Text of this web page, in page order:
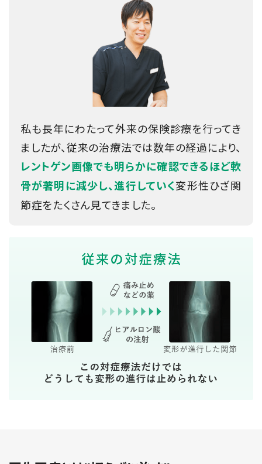
私も長年にわたって外来の保険診療を行ってき
ましたが、従来の治療法では数年の経過により、
レントゲン画像でも明らかに確認できるほど軟
骨が著明に減少し、進行していく変形性ひざ関
節症をたくさん見てきました。